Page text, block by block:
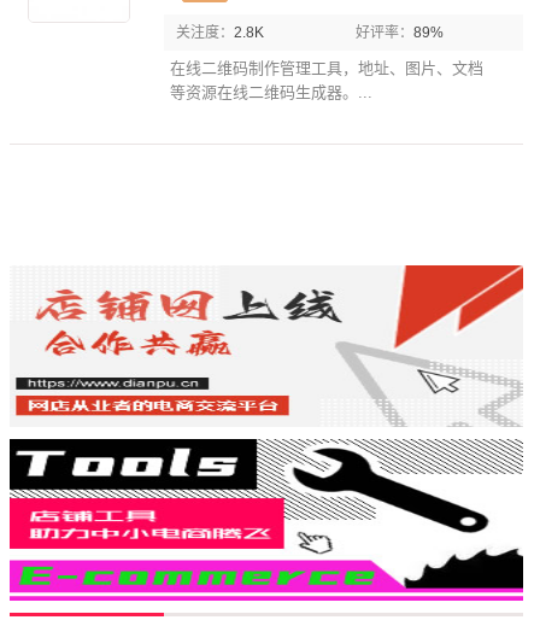
关注度： 2.8K 好评率： 89%
在线二维码制作管理工具，地址、图片、文档
等资源在线二维码生成器。...